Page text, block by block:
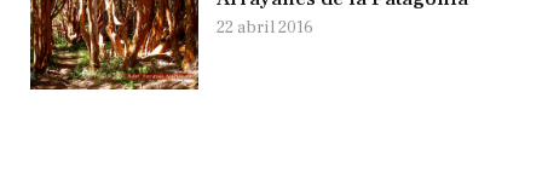
22 abril 2016